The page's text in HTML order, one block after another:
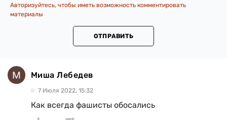
Авторизуйтесь, чтобы иметь возможность комментировать
материалы
ОТПРАВИТЬ
Миша Лебедев
7 Июля 2022, 15:32
Как всегда фашисты обосались